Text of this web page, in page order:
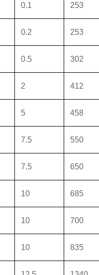
0.1 253
0.2 253
0.5 302
2 412
5 458
7.5 550
7.5 650
10 685
10 700
10 835